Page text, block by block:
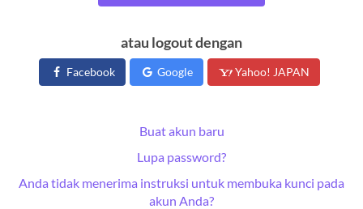
atau logout dengan
Facebook Google Yahoo! JAPAN
Buat akun baru
Lupa password?
Anda tidak menerima instruksi untuk membuka kunci pada
akun Anda?